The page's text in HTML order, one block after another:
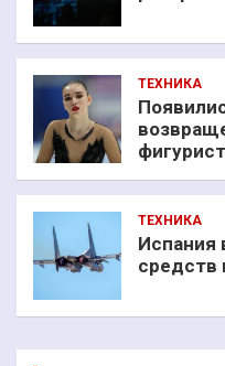
ТЕХНИКА
ТЕХНИКА
Испания
средств